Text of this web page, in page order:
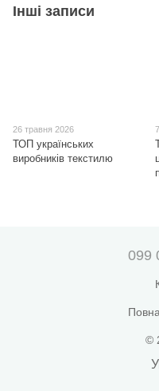
Інші записи
26 травня 2026
ТОП українських
виробників текстилю
099
©